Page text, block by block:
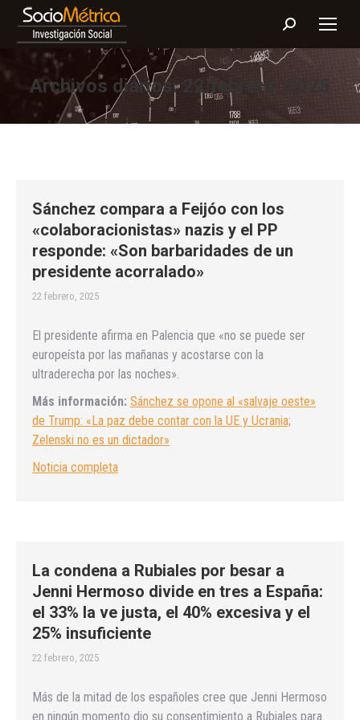
Buscar:
Archivos diarios: 22 febrero, 2025
Sánchez compara a Feijóo con los
«colaboracionistas» nazis y el PP
responde: «Son barbaridades de un
presidente acorralado»
22 febrero, 2025
El presidente afirma en Palencia que «no se puede ser
europeísta por las mañanas y acostarse con la
ultraderecha por las noches».
Más información: Sánchez se opone al «salvaje oeste»
de Trump: «La paz debe contar con la UE y Ucrania;
Zelenski no es un dictador»
Noticia completa
La condena a Rubiales por besar a
Jenni Hermoso divide en tres a España:
el 33% la ve justa, el 40% excesiva y el
25% insuficiente
22 febrero, 2025
Más de la mitad de los españoles cree que Jenni Hermoso
en ningún momento dio su consentimiento a Rubiales para